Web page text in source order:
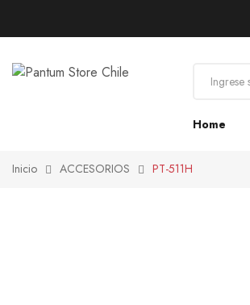
Home
Inicio ACCESORIOS PT-511H